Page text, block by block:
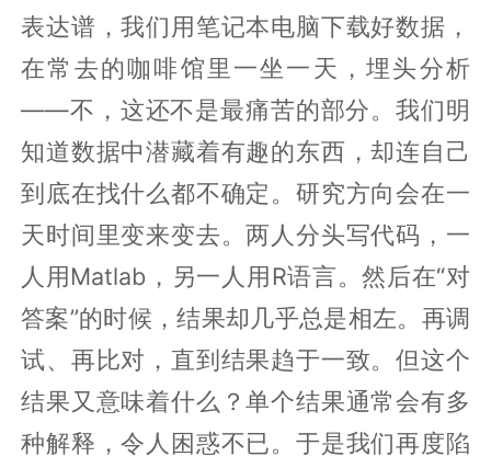
表达谱，我们用笔记本电脑下载好数据，
在常去的咖啡馆里一坐一天，埋头分析
——不，这还不是最痛苦的部分。我们明
知道数据中潜藏着有趣的东西，却连自己
到底在找什么都不确定。研究方向会在一
天时间里变来变去。两人分头写代码，一
人用Matlab，另一人用R语言。然后在“对
答案”的时候，结果却几乎总是相左。再调
试、再比对，直到结果趋于一致。但这个
结果又意味着什么？单个结果通常会有多
种解释，令人困惑不已。于是我们再度陷